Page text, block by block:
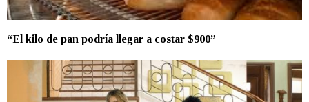
“El kilo de pan podría llegar a costar $900”